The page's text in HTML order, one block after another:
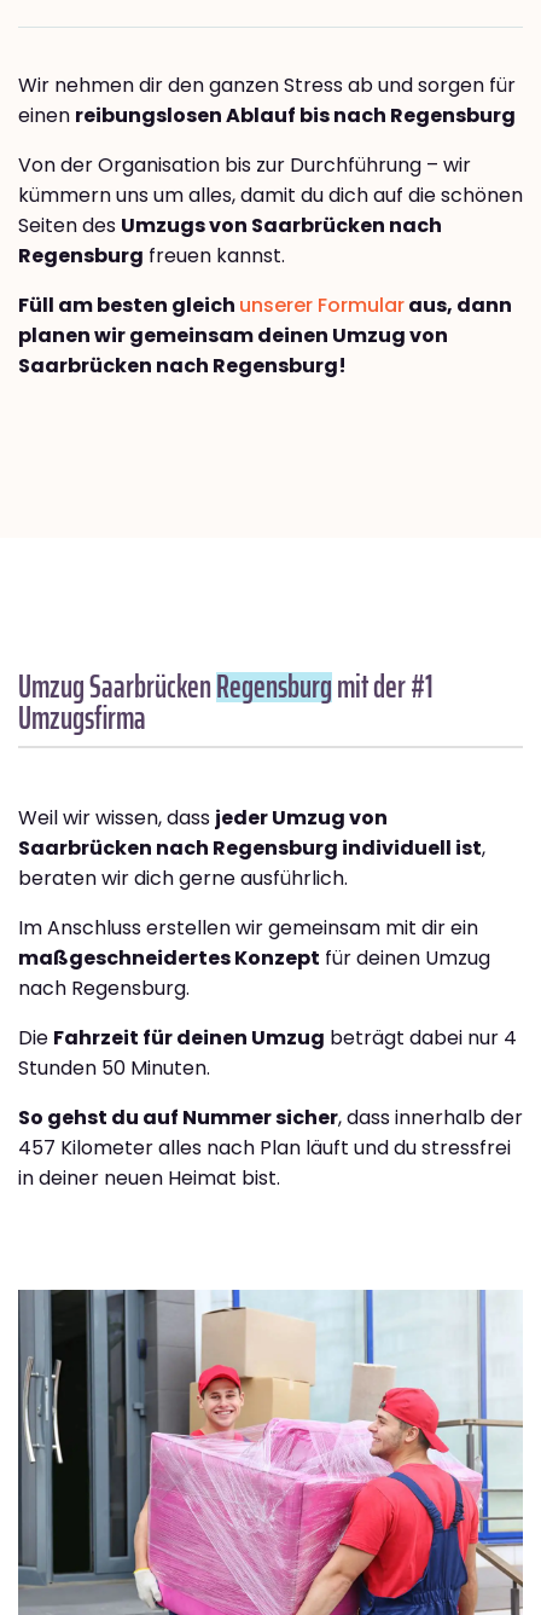
Wir nehmen dir den ganzen Stress ab und sorgen für
einen reibungslosen Ablauf bis nach Regensburg
Von der Organisation bis zur Durchführung – wir
kümmern uns um alles, damit du dich auf die schönen
Seiten des Umzugs von Saarbrücken nach
Regensburg freuen kannst.
Füll am besten gleich unserer Formularaus, dann
planen wir gemeinsam deinen Umzug von
Saarbrücken nach Regensburg!
Umzug SaarbrückenRegensburgmit der #1
Umzugsfirma
Weil wir wissen, dass jeder Umzug von
Saarbrücken nach Regensburg individuell ist,
beraten wir dich gerne ausführlich.
Im Anschluss erstellen wir gemeinsam mit dir ein
maßgeschneidertes Konzept für deinen Umzug
nach Regensburg.
Die Fahrzeit für deinen Umzug beträgt dabei nur 4
Stunden 50 Minuten.
So gehst du auf Nummer sicher, dass innerhalb der
457 Kilometer alles nach Plan läuft und du stressfrei
in deiner neuen Heimat bist.